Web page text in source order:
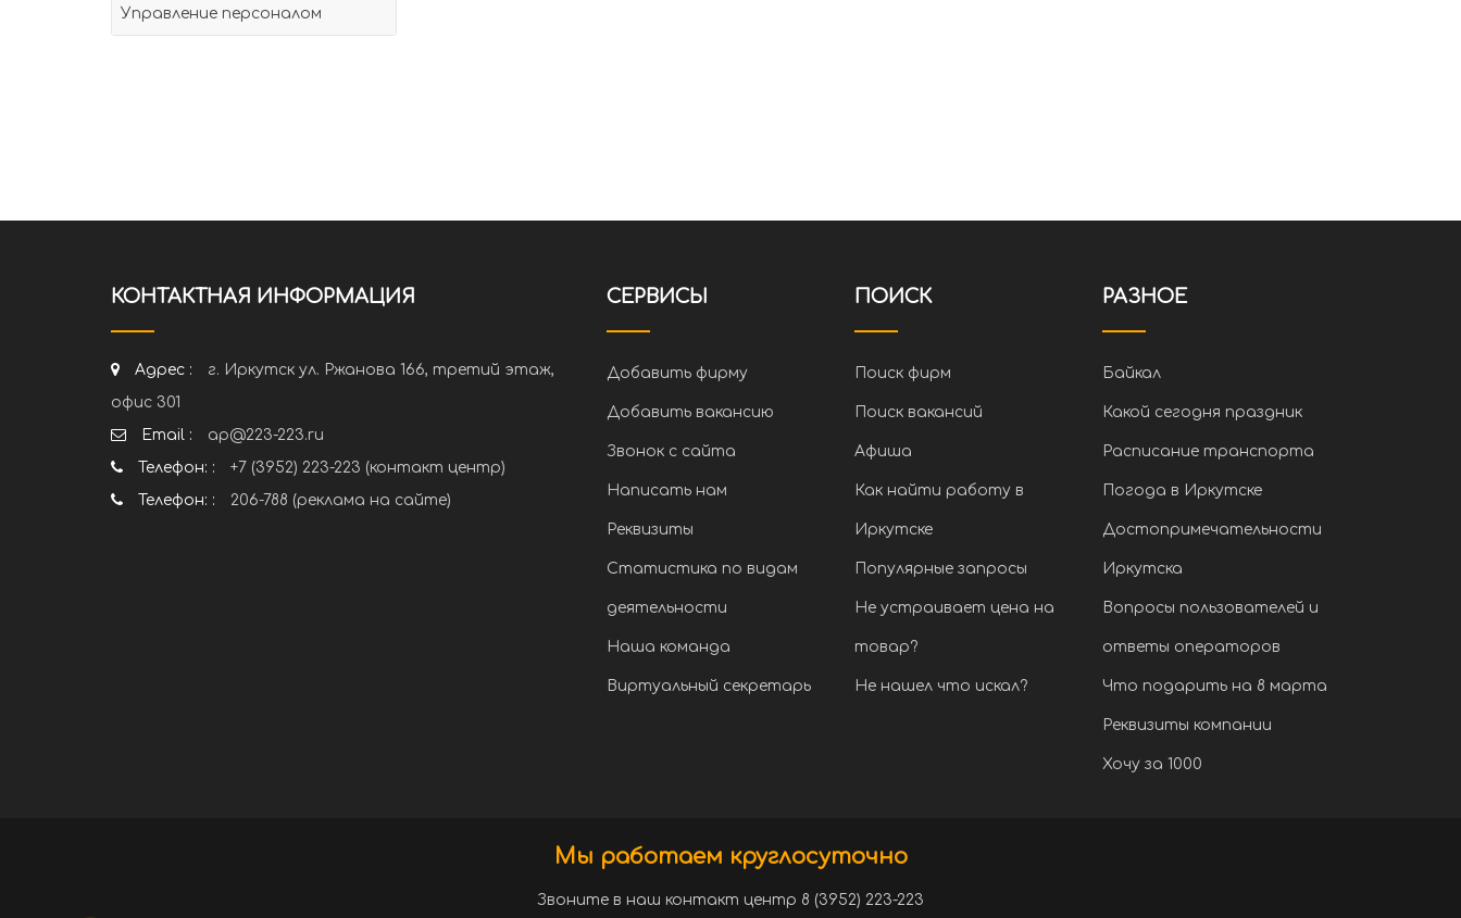
Управление персоналом
КОНТАКТНАЯ ИНФОРМАЦИЯ
Адрес :
г. Иркутск ул. Ржанова 166, третий этаж,
офис 301
Email :
ap@223-223.ru
Телефон: :
+7 (3952) 223-223 (контакт центр)
Телефон: :
206-788 (реклама на сайте)
СЕРВИСЫ
Добавить фирму
Добавить вакансию
Звонок с сайта
Написать нам
Реквизиты
Статистика по видам
деятельности
Наша команда
Виртуальный секретарь
ПОИСК
Поиск фирм
Поиск вакансий
Афиша
Как найти работу в
Иркутске
Популярные запросы
Не устраивает цена на
товар?
Не нашел что искал?
РАЗНОЕ
Байкал
Какой сегодня праздник
Расписание транспорта
Погода в Иркутске
Достопримечательности
Иркутска
Вопросы пользователей и
ответы операторов
Что подарить на 8 марта
Реквизиты компании
Хочу за 1000
Мы работаем круглосуточно
Звоните в наш контакт центр 8 (3952) 223-223